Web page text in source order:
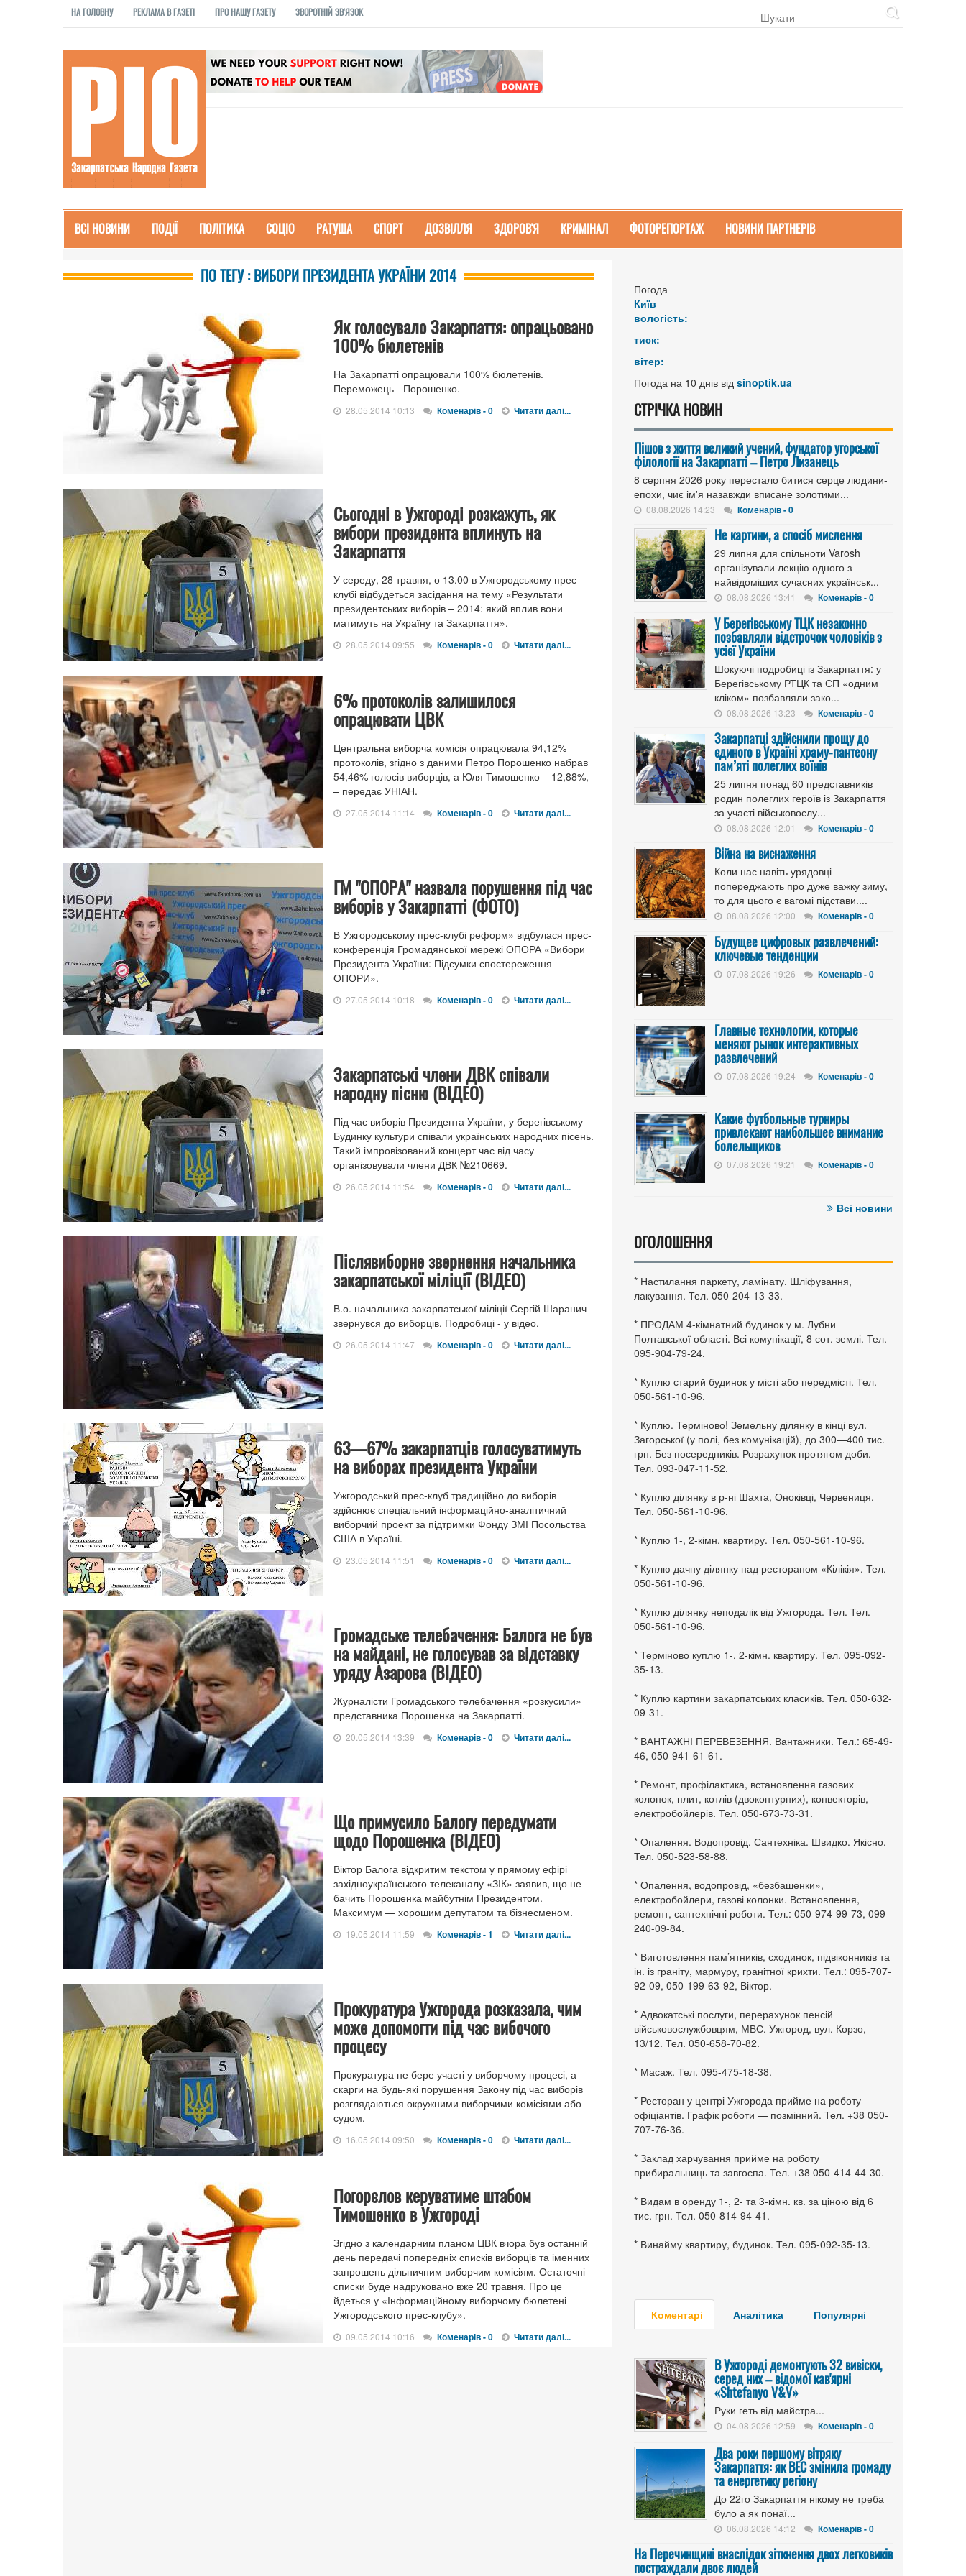
НА ГОЛОВНУ РЕКЛАМА В ГАЗЕТІ ПРО НАШУ ГАЗЕТУ ЗВОРОТНІЙ ЗВ'ЯЗОК
ВСІ НОВИНИ ПОДІЇ ПОЛІТИКА СОЦІО РАТУША СПОРТ ДОЗВІЛЛЯ ЗДОРОВ'Я КРИМІНАЛ ФОТОРЕПОРТАЖ НОВИНИ ПАРТНЕРІВ
ПО ТЕГУ : ВИБОРИ ПРЕЗИДЕНТА УКРАЇНИ 2014
Як голосувало Закарпаття: опрацьовано
100% бюлетенів
На Закарпатті опрацювали 100% бюлетенів.
Переможець - Порошенко.
28.05.2014 10:13 Коменарів - 0 Читати далі...
Сьогодні в Ужгороді розкажуть, як
вибори президента вплинуть на
Закарпаття
У середу, 28 травня, о 13.00 в Ужгородському прес-
клубі відбудеться засідання на тему «Результати
президентських виборів – 2014: який вплив вони
матимуть на Україну та Закарпаття».
28.05.2014 09:55 Коменарів - 0 Читати далі...
6% протоколів залишилося
опрацювати ЦВК
Центральна виборча комісія опрацювала 94,12%
протоколів, згідно з даними Петро Порошенко набрав
54,46% голосів виборців, а Юля Тимошенко – 12,88%,
– передає УНІАН.
27.05.2014 11:14 Коменарів - 0 Читати далі...
ГМ "ОПОРА" назвала порушення під час
виборів у Закарпатті (ФОТО)
В Ужгородському прес-клубі реформ» відбулася прес-
конференція Громадянської мережі ОПОРА «Вибори
Президента України: Підсумки спостереження
ОПОРИ».
27.05.2014 10:18 Коменарів - 0 Читати далі...
Закарпатські члени ДВК співали
народну пісню (ВІДЕО)
Під час виборів Президента України, у берегівському
Будинку культури співали українських народних пісень.
Такий імпровізований концерт час від часу
організовували члени ДВК №210669.
26.05.2014 11:54 Коменарів - 0 Читати далі...
Післявиборне звернення начальника
закарпатської міліції (ВІДЕО)
В.о. начальника закарпатської міліції Сергій Шаранич
звернувся до виборців. Подробиці - у відео.
26.05.2014 11:47 Коменарів - 0 Читати далі...
63—67% закарпатців голосуватимуть
на виборах президента України
Ужгородський прес-клуб традиційно до виборів
здійснює спеціальний інформаційно-аналітичний
виборчий проект за підтримки Фонду ЗМІ Посольства
США в Україні.
23.05.2014 11:51 Коменарів - 0 Читати далі...
Громадське телебачення: Балога не був
на майдані, не голосував за відставку
уряду Азарова (ВІДЕО)
Журналісти Громадського телебачення «розкусили»
представника Порошенка на Закарпатті.
20.05.2014 13:39 Коменарів - 0 Читати далі...
Що примусило Балогу передумати
щодо Порошенка (ВІДЕО)
Віктор Балога відкритим текстом у прямому ефірі
західноукраїнського телеканалу «ЗІК» заявив, що не
бачить Порошенка майбутнім Президентом.
Максимум — хорошим депутатом та бізнесменом.
19.05.2014 11:59 Коменарів - 1 Читати далі...
Прокуратура Ужгорода розказала, чим
може допомогти під час вибочого
процесу
Прокуратура не бере участі у виборчому процесі, а
скарги на будь-які порушення Закону під час виборів
розглядаються окружними виборчими комісіями або
судом.
16.05.2014 09:50 Коменарів - 0 Читати далі...
Погорєлов керуватиме штабом
Тимошенко в Ужгороді
Згідно з календарним планом ЦВК вчора був останній
день передачі попередніх списків виборців та іменних
запрошень дільничним виборчим комісіям. Остаточні
списки буде надруковано вже 20 травня. Про це
йдеться у «Інформаційному виборчому бюлетені
Ужгородського прес-клубу».
09.05.2014 10:16 Коменарів - 0 Читати далі...
Погода
Київ
вологість:
тиск:
вітер:
Погода на 10 днів від sinoptik.ua
СТРІЧКА НОВИН
Пішов з життя великий учений, фундатор угорської
філології на Закарпатті – Петро Лизанець
8 серпня 2026 року перестало битися серце людини-
епохи, чиє ім'я назавжди вписане золотими...
08.08.2026 14:23 Коменарів - 0
Не картини, а спосіб мислення
29 липня для спільноти Varosh
організували лекцію одного з
найвідоміших сучасних українськ...
08.08.2026 13:41 Коменарів - 0
У Берегівському ТЦК незаконно
позбавляли відстрочок чоловіків з
усієї України
Шокуючі подробиці із Закарпаття: у
Берегівському РТЦК та СП «одним
кліком» позбавляли зако...
08.08.2026 13:23 Коменарів - 0
Закарпатці здійснили прощу до
єдиного в Україні храму-пантеону
пам’яті полеглих воїнів
25 липня понад 60 представників
родин полеглих героїв із Закарпаття
за участі військовослу...
08.08.2026 12:01 Коменарів - 0
Війна на виснаження
Коли нас навіть урядовці
попереджають про дуже важку зиму,
то для цього є вагомі підстави....
08.08.2026 12:00 Коменарів - 0
Будущее цифровых развлечений:
ключевые тенденции
07.08.2026 19:26 Коменарів - 0
Главные технологии, которые
меняют рынок интерактивных
развлечений
07.08.2026 19:24 Коменарів - 0
Какие футбольные турниры
привлекают наибольшее внимание
болельщиков
07.08.2026 19:21 Коменарів - 0
Всі новини
ОГОЛОШЕННЯ
* Настилання паркету, ламінату. Шліфування,
лакування. Тел. 050-204-13-33.
* ПРОДАМ 4-кімнатний будинок у м. Лубни
Полтавської області. Всі комунікації, 8 сот. землі. Тел.
095-904-79-24.
* Куплю старий будинок у місті або передмісті. Тел.
050-561-10-96.
* Куплю. Терміново! Земельну ділянку в кінці вул.
Загорської (у полі, без комунікацій), до 300—400 тис.
грн. Без посередників. Розрахунок протягом доби.
Тел. 093-047-11-52.
* Куплю ділянку в р-ні Шахта, Оноківці, Червениця.
Тел. 050-561-10-96.
* Куплю 1-, 2-кімн. квартиру. Тел. 050-561-10-96.
* Куплю дачну ділянку над рестораном «Кілікія». Тел.
050-561-10-96.
* Куплю ділянку неподалік від Ужгорода. Тел. Тел.
050-561-10-96.
* Терміново куплю 1-, 2-кімн. квартиру. Тел. 095-092-
35-13.
* Куплю картини закарпатських класиків. Тел. 050-632-
09-31.
* ВАНТАЖНІ ПЕРЕВЕЗЕННЯ. Вантажники. Тел.: 65-49-
46, 050-941-61-61.
* Ремонт, профілактика, встановлення газових
колонок, плит, котлів (двоконтурних), конвекторів,
електробойлерів. Тел. 050-673-73-31.
* Опалення. Водопровід. Сантехніка. Швидко. Якісно.
Тел. 050-523-58-88.
* Опалення, водопровід, «безбашенки»,
електробойлери, газові колонки. Встановлення,
ремонт, сантехнічні роботи. Тел.: 050-974-99-73, 099-
240-09-84.
* Виготовлення пам’ятників, сходинок, підвіконників та
ін. із граніту, мармуру, гранітної крихти. Тел.: 095-707-
92-09, 050-199-63-92, Віктор.
* Адвокатські послуги, перерахунок пенсій
військовослужбовцям, МВС. Ужгород, вул. Корзо,
13/12. Тел. 050-658-70-82.
* Масаж. Тел. 095-475-18-38.
* Ресторан у центрі Ужгорода прийме на роботу
офіціантів. Графік роботи — позмінний. Тел. +38 050-
707-76-36.
* Заклад харчування прийме на роботу
прибиральниць та завгоспа. Тел. +38 050-414-44-30.
* Видам в оренду 1-, 2- та 3-кімн. кв. за ціною від 6
тис. грн. Тел. 050-814-94-41.
* Винайму квартиру, будинок. Тел. 095-092-35-13.
Коментарі Аналітика Популярні
В Ужгороді демонтують 32 вивіски,
серед них – відомої кав'ярні
«Shtefanyo V&V»
Руки геть від майстра...
04.08.2026 12:59 Коменарів - 0
Два роки першому вітряку
Закарпаття: як ВЕС змінила громаду
та енергетику регіону
До 22го Закарпаття нікому не треба
було а як понаї...
06.08.2026 14:12 Коменарів - 0
На Перечинщині внаслідок зіткнення двох легковиків
постраждали двоє людей